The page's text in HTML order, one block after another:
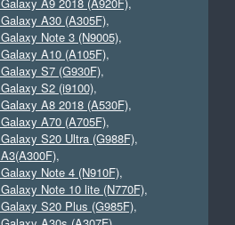
A30 (A305F),
Note 3 (N9005),
A10 (A105F),
S7 (G930F),
S2 (i9100),
A8 2018 (A530F),
A70 (A705F),
S20 Ultra (G988F),
,
Note 4 (N910F),
Note 10 lite (N770F),
S20 Plus (G985F),